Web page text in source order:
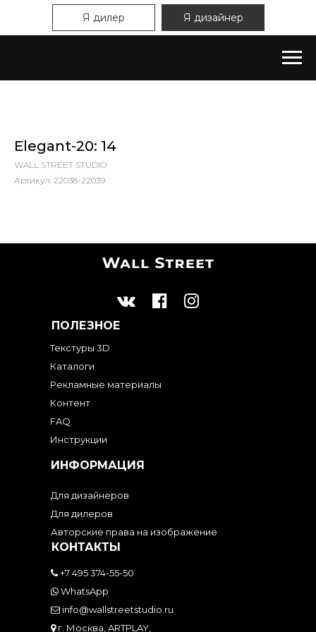
Я дилер Я дизайнер
Elegant-20: 14
WALL STREET STUDIO
Артикул: 22038-22039
ПОЛЕЗНОЕ
Текстуры 3D
Каталоги
Рекламные материалы
Контент
FAQ
Инструкции
ИНФОРМАЦИЯ
Для дизайнеров
Для дилеров
Авторские права на изображение
КОНТАКТЫ
+7 495 374-55-50
WhatsApp
info@wallstreetstudio.ru
г. Москва, ARTPLAY,